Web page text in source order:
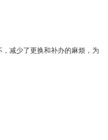
减少了更换和补办的麻烦，为